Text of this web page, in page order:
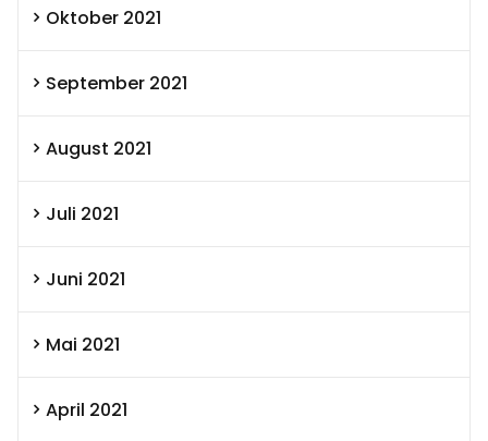
Oktober 2021
September 2021
August 2021
Juli 2021
Juni 2021
Mai 2021
April 2021